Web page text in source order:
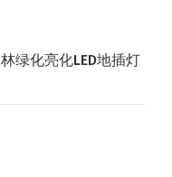
绿化亮化LED地插灯